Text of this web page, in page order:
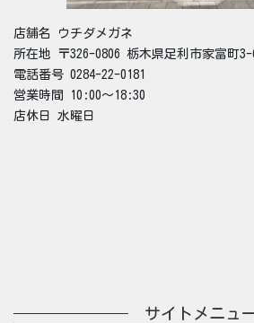
店舗名 ウチダメガネ
所在地 〒326-0806 栃木県足利市家富町3-
電話番号 0284-22-0181
営業時間 10:00～18:30
店休日 水曜日
サイトメニュ